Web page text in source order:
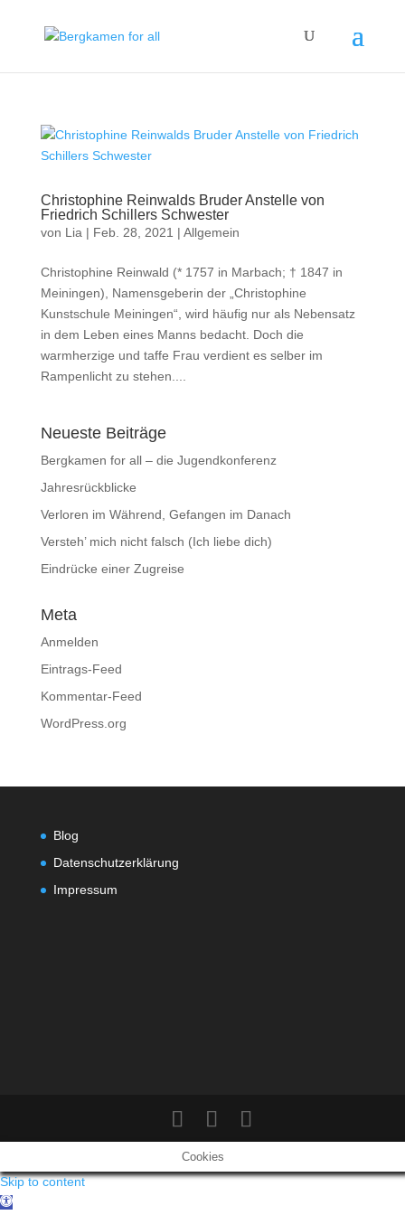
Christophine Reinwalds Bruder Anstelle von
Friedrich Schillers Schwester
von Lia | Feb. 28, 2021 | Allgemein
Christophine Reinwald (* 1757 in Marbach; † 1847 in
Meiningen), Namensgeberin der „Christophine
Kunstschule Meiningen“, wird häufig nur als Nebensatz
in dem Leben eines Manns bedacht. Doch die
warmherzige und taffe Frau verdient es selber im
Rampenlicht zu stehen....
Neueste Beiträge
Bergkamen for all – die Jugendkonferenz
Jahresrückblicke
Verloren im Während, Gefangen im Danach
Versteh’ mich nicht falsch (Ich liebe dich)
Eindrücke einer Zugreise
Meta
Anmelden
Eintrags-Feed
Kommentar-Feed
WordPress.org
Blog
Datenschutzerklärung
Impressum
Cookies
Skip to content
Open